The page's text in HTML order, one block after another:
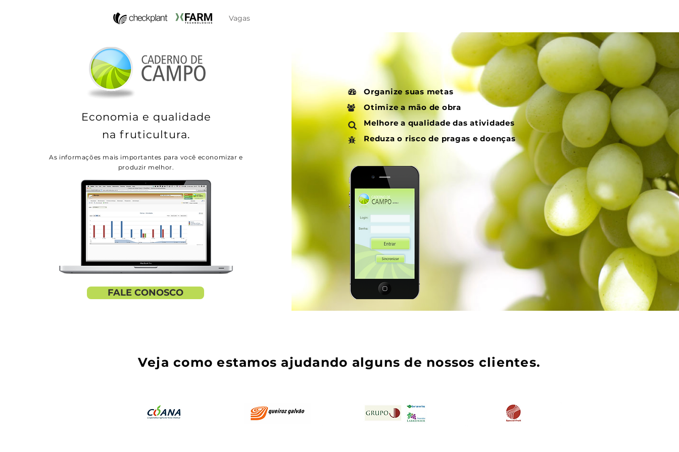
Vagas
Economia e qualidade
na fruticultura.
As informações mais importantes para você economizar e
produzir melhor.
FALE CONOSCO
Organize suas metas
Otimize a mão de obra
Melhore a qualidade das atividades
Reduza o risco de pragas e doenças
Veja como estamos ajudando alguns de nossos clientes.